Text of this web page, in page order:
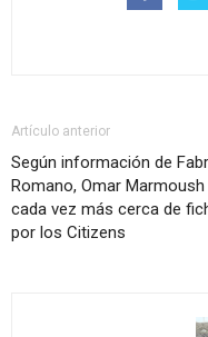
Artículo anterior
Según información de
Romano, Omar
cada vez más cerca de
por los Citizens